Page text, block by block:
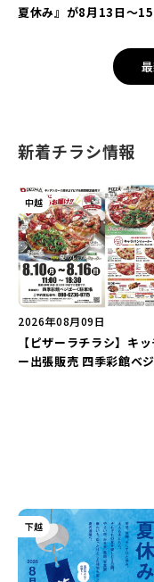
夏休み』が8月13日～
り体験」を満喫しよう♪
新着チラシ情報
中越
2026年08月09日
【ピザーラチラシ】キ
ー出張販売 四季彩館ベ
下越